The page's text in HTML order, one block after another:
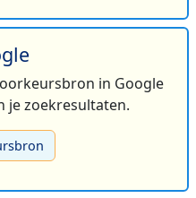
in Google
je zoekresultaten.